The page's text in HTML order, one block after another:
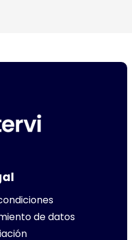
de datos